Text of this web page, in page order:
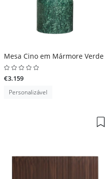
Mesa Cino em Mármore Verde
€3.159
Personalizável